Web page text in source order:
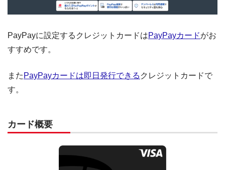
PayPayに設定するクレジットカードはPayPayカードがお
すすめです。
また PayPayカードは即日発行できる クレジットカードで
す。
カード概要